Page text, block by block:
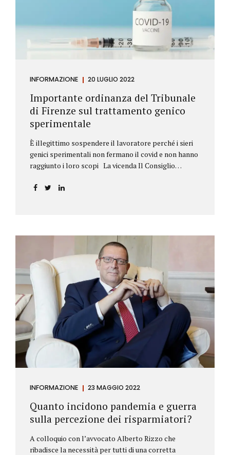
INFORMAZIONE 20 LUGLIO 2022
Importante ordinanza del Tribunale
di Firenze sul trattamento genico
sperimentale
È illegittimo sospendere il lavoratore perché i sieri
genici sperimentali non fermano il covid e non hanno
raggiunto i loro scopi La vicenda Il Consiglio
alla sospensione di una propria iscritta, a causa del
76/2021. La psicologa ricorreva in via d’urgenza al
Tribunale di Firenze per chiedere la sospensione di
tale provvedimento, gravemente pregiudizievole per
la propria persona, in quanto impeditivo dello
svolgimento della libera professione. Per il Giudice
fiorentino, Dott.ssa Susanna Zanda, il
provvedimento assunto dal Consiglio lede...
INFORMAZIONE 23 MAGGIO 2022
Quanto incidono pandemia e guerra
sulla percezione dei risparmiatori?
A colloquio con l’avvocato Alberto Rizzo che
ribadisce la necessità per tutti di una corretta